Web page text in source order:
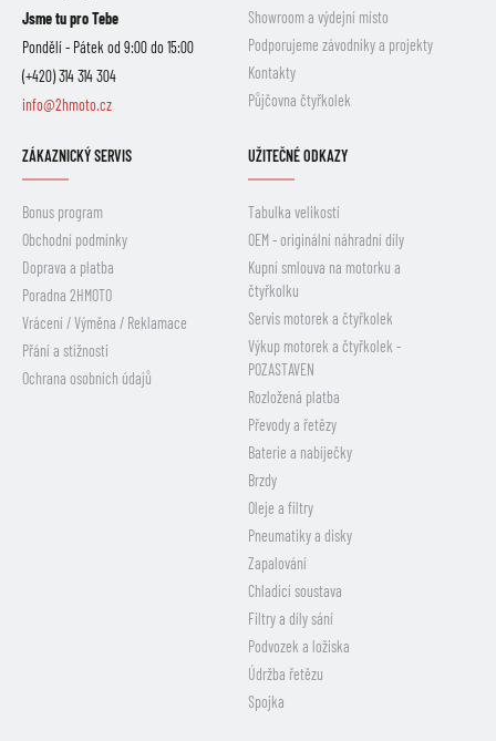
Jsme tu pro Tebe
Pondělí - Pátek od 9:00 do 15:00
(+420) 314 314 304
info@2hmoto.cz
Showroom a výdejní místo
Podporujeme závodníky a projekty
Kontakty
Půjčovna čtyřkolek
ZÁKAZNICKÝ SERVIS
Bonus program
Obchodní podmínky
Doprava a platba
Poradna 2HMOTO
Vrácení / Výměna / Reklamace
Přání a stížnosti
Ochrana osobních údajů
UŽITEČNÉ ODKAZY
Tabulka velikostí
OEM - originální náhradní díly
Kupní smlouva na motorku a
čtyřkolku
Servis motorek a čtyřkolek
Výkup motorek a čtyřkolek -
POZASTAVEN
Rozložená platba
Převody a řetězy
Baterie a nabíječky
Brzdy
Oleje a filtry
Pneumatiky a disky
Zapalování
Chladicí soustava
Filtry a díly sání
Podvozek a ložiska
Údržba řetězu
Spojka